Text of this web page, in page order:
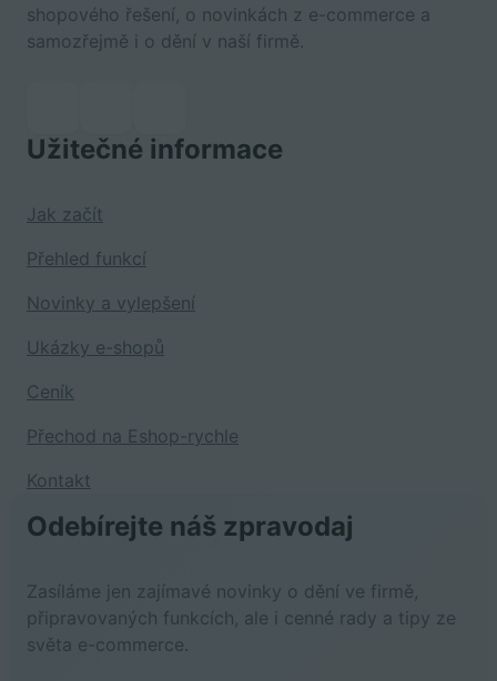
shopového řešení, o novinkách z e-commerce a
samozřejmě i o dění v naší firmě.
Užitečné informace
Jak začít
Přehled funkcí
Novinky a vylepšení
Ukázky e-shopů
Ceník
Přechod na Eshop-rychle
Kontakt
Odebírejte náš zpravodaj
Zasíláme jen zajímavé novinky o dění ve firmě,
připravovaných funkcích, ale i cenné rady a tipy ze
světa e-commerce.